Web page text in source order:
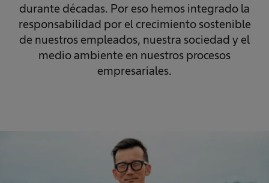
durante décadas. Por eso hemos integrado la
responsabilidad por el crecimiento sostenible
de nuestros empleados, nuestra sociedad y el
medio ambiente en nuestros procesos
empresariales.